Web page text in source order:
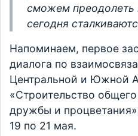
сможем преодолеть
сегодня
Напоминаем, первое
диалога по
Центральной и Южной
«Строительство
дружбы и
19 по 21 мая.